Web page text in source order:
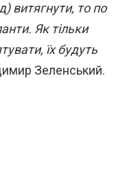
витягнути, то по
Як тільки
їх будуть
Зеленський.